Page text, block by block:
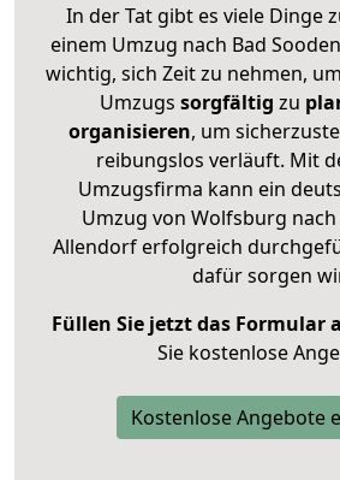
In der Tat gibt es viele Dinge
einem Umzug nach Bad
wichtig, sich Zeit zu nehmen,
Umzugs sorgfältig zu
organisieren, um
reibungslos verläuft. Mit
Umzugsfirma kann ein
Umzug von Wolfsburg nach
Allendorf erfolgreich
dafür sorgen
Füllen Sie jetzt das Formular
Sie kostenlose
Kostenlose Angebote